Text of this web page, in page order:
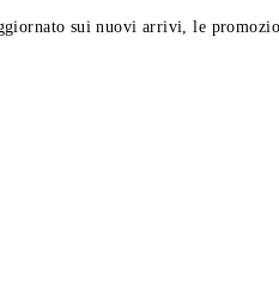
sui nuovi arrivi, le